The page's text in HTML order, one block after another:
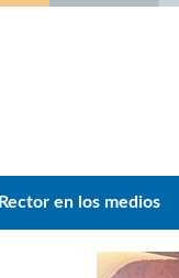
Rector en los medios